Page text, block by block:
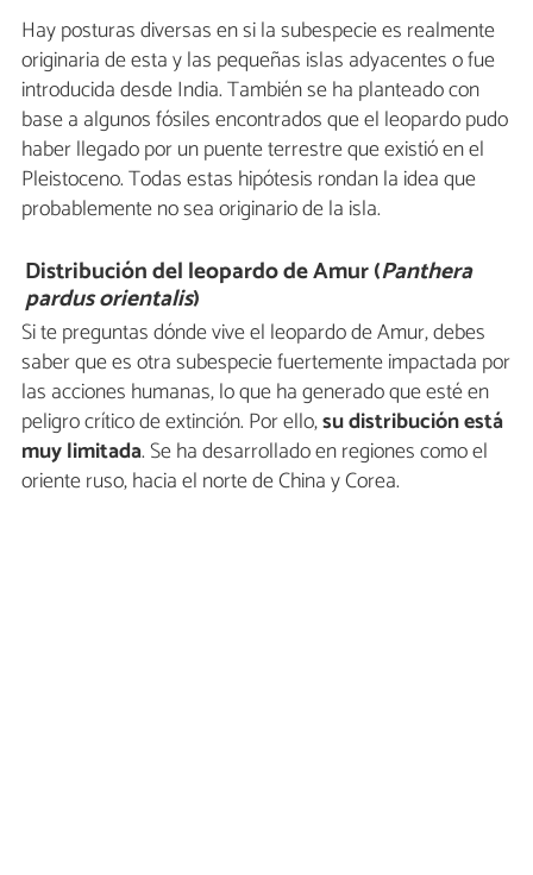
Hay posturas diversas en si la subespecie es realmente
originaria de esta y las pequeñas islas adyacentes o fue
introducida desde India. También se ha planteado con
base a algunos fósiles encontrados que el leopardo pudo
haber llegado por un puente terrestre que existió en el
Pleistoceno. Todas estas hipótesis rondan la idea que
probablemente no sea originario de la isla.
Distribución del leopardo de Amur (Panthera
pardus orientalis)
Si te preguntas dónde vive el leopardo de Amur, debes
saber que es otra subespecie fuertemente impactada por
las acciones humanas, lo que ha generado que esté en
peligro crítico de extinción. Por ello,su distribución está
muy limitada. Se ha desarrollado en regiones como el
oriente ruso, hacia el norte de China y Corea.